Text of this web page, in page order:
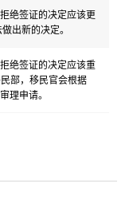
绝签证的决定应该更
出新的决定。
绝签证的决定应该重
部，移民官会根据
理申请。